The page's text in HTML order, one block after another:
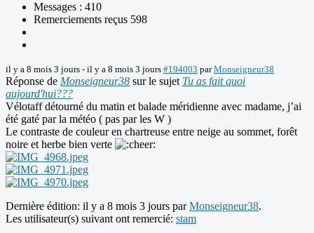
Messages : 410
Remerciements reçus 598
il y a 8 mois 3 jours - il y a 8 mois 3 jours #194003 parMonseigneur38
Réponse de Monseigneur38 sur le sujet Tu as fait quoi
aujourd'hui???
Vélotaff détourné du matin et balade méridienne avec madame, j’ai
été gaté par la météo ( pas par les W )
Le contraste de couleur en chartreuse entre neige au sommet, forêt
noire et herbe bien verte
Dernière édition: il y a 8 mois 3 jours parMonseigneur38.
Les utilisateur(s) suivant ont remercié: stam